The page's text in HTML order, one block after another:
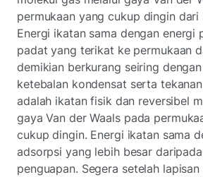
permukaan yang cukup dingin dari
Energi ikatan sama dengan energi
padat yang terikat ke permukaan
demikian berkurang seiring
ketebalan kondensat serta
adalah ikatan fisik dan reversibel
gaya Van der Waals pada
cukup dingin. Energi ikatan sama
adsorpsi yang lebih besar
penguapan. Segera setelah